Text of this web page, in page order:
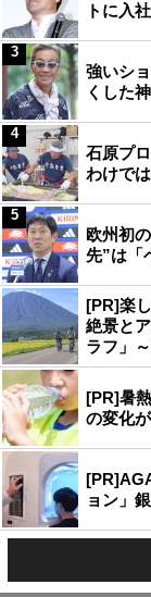
トに入
強いシ
くした
3
石原プ
わけで
4
欧州初
先”は「
5
[PR]楽
絶景と
ラフ」
[PR]暑
の変化
ョン」